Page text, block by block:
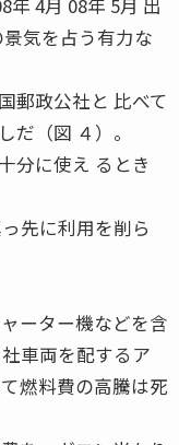
気を占う有力な
郵政公社と 比べて
だ（図 ４）。
分に使え るとき
先に利用を削ら
ーター機などを含
車両を配するア
燃料費の高騰は死